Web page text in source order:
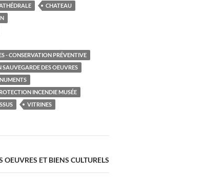
CHATEAU
- CONSERVATION PRÉVENTIVE
SAUVEGARDE DES OEUVRES
INCENDIE MUSÉE
VITRINES
ET BIENS CULTURELS